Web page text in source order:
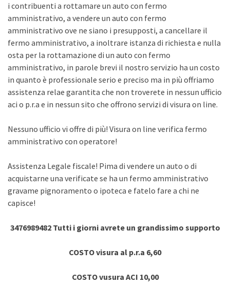
i contribuenti a rottamare un auto con fermo
amministrativo, a vendere un auto con fermo
amministrativo ove ne siano i presupposti, a cancellare il
fermo amministrativo, a inoltrare istanza di richiesta e nulla
osta per la rottamazione di un auto con fermo
amministrativo, in parole brevi il nostro servizio ha un costo
in quanto è professionale serio e preciso ma in più offriamo
assistenza relae garantita che non troverete in nessun ufficio
aci o p.r.a e in nessun sito che offrono servizi di visura on line.
Nessuno ufficio vi offre di più! Visura on line verifica fermo
amministrativo con operatore!
Assistenza Legale fiscale! Pima di vendere un auto o di
acquistarne una verificate se ha un fermo amministrativo
gravame pignoramento o ipoteca e fatelo fare a chi ne
capisce!
3476989482 Tutti i giorni avrete un grandissimo supporto
COSTO visura al p.r.a 6,60
COSTO vusura ACI 10,00